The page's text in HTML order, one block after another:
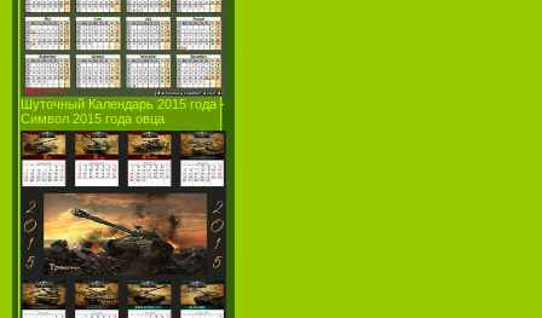
Шуточный Календарь 2015 года -
Символ 2015 года овца